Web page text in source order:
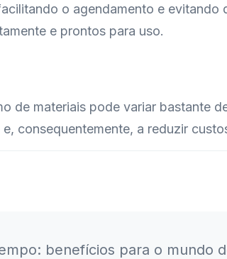
o agendamento e evitando
e prontos para uso.
de materiais pode variar bastante
consequentemente, a reduzir
benefícios para o mundo